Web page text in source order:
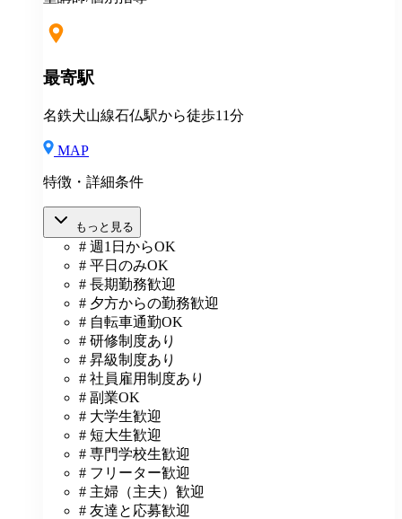
最寄駅
名鉄犬山線石仏駅から徒歩11分
MAP
特徴・詳細条件
もっと見る
# 週1日からOK
# 平日のみOK
# 長期勤務歓迎
# 夕方からの勤務歓迎
# 自転車通勤OK
# 研修制度あり
# 昇級制度あり
# 社員雇用制度あり
# 副業OK
# 大学生歓迎
# 短大生歓迎
# 専門学校生歓迎
# フリーター歓迎
# 主婦（主夫）歓迎
# 友達と応募歓迎